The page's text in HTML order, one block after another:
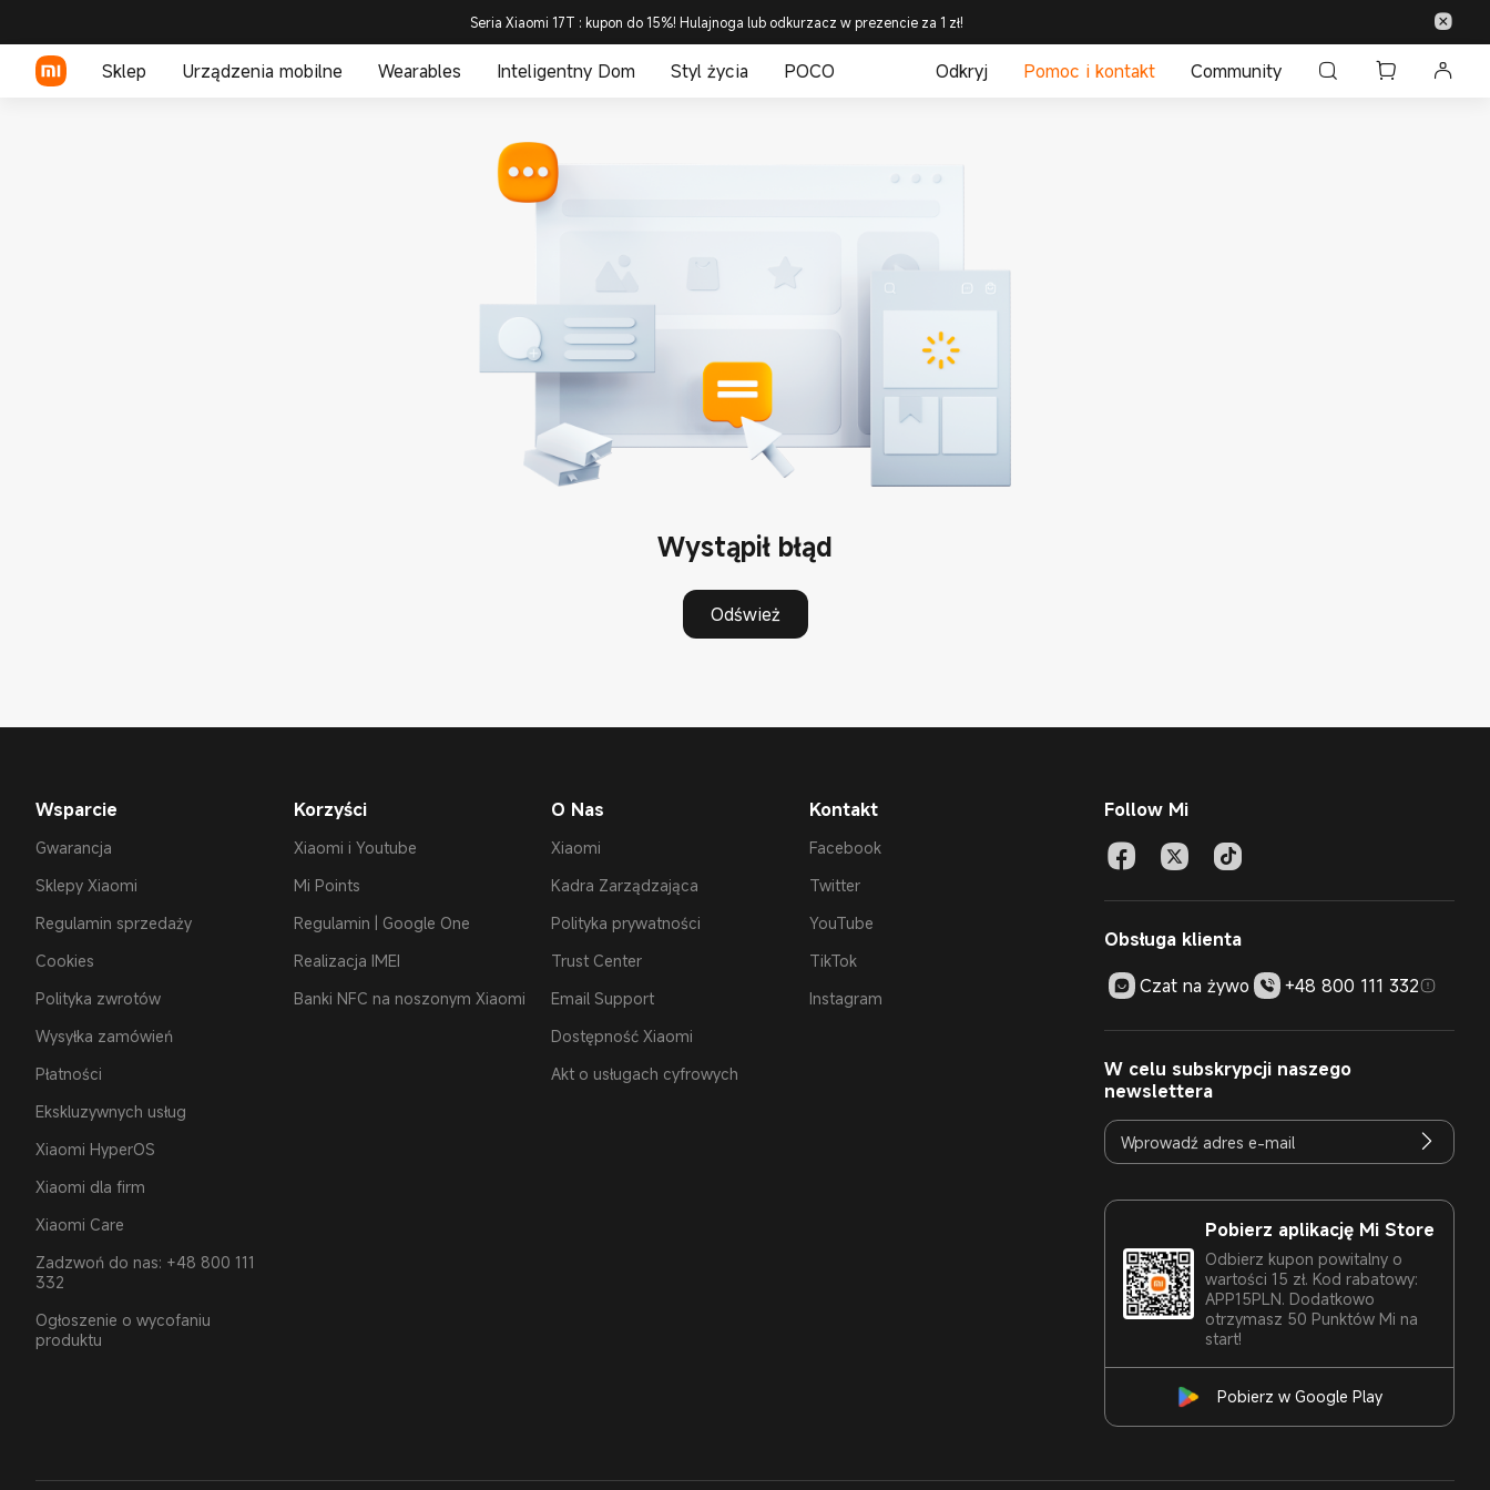
Seria Xiaomi 17T : kupon do 15%! Hulajnoga lub odkurzacz w prezencie za 1 zł!
Sklep Urządzenia mobilne Wearables Inteligentny Dom Styl życia POCO Odkryj Pomoc i kontakt Community
Wystąpił błąd
Odśwież
Wsparcie
Gwarancja
Sklepy Xiaomi
Regulamin sprzedaży
Cookies
Polityka zwrotów
Wysyłka zamówień
Płatności
Ekskluzywnych usług
Xiaomi HyperOS
Xiaomi dla firm
Xiaomi Care
Zadzwoń do nas: +48 800 111
332
Ogłoszenie o wycofaniu
produktu
Korzyści
Xiaomi i Youtube
Mi Points
Regulamin | Google One
Realizacja IMEI
Banki NFC na noszonym Xiaomi
O Nas
Xiaomi
Kadra Zarządzająca
Polityka prywatności
Trust Center
Email Support
Dostępność Xiaomi
Akt o usługach cyfrowych
Kontakt
Facebook
Twitter
YouTube
TikTok
Instagram
Follow Mi
Obsługa klienta
Czat na żywo
+48 800 111 332
W celu subskrypcji naszego
newslettera
Pobierz aplikację Mi Store
Odbierz kupon powitalny o
wartości 15 zł. Kod rabatowy:
APP15PLN. Dodatkowo
otrzymasz 50 Punktów Mi na
start!
Pobierz w Google Play